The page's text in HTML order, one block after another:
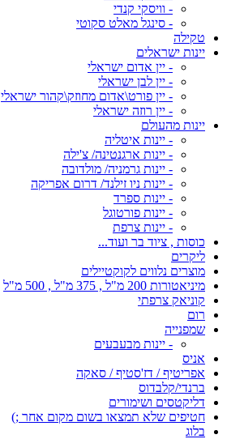
- וויסקי קנדי
- סינגל מאלט סקוטי
טקילה
יינות ישראלים
- יין אדום ישראלי
- יין לבן ישראלי
- יין פורט\אדום מחוזק\קהור ישראלי
- יין רוזה ישראלי
יינות מהעולם
- יינות איטליה
- יינות ארגנטינה/ צ'ילה
- יינות גרמניה/ מולדובה
- יינות ניו זילנד/ דרום אפריקה
- יינות ספרד
- יינות פורטוגל
- יינות צרפת
כוסות , ציוד בר ועוד...
ליקרים
מוצרים נלווים לקוקטיילים
מיניאטורות 200 מ"ל , 375 מ"ל , 500 מ"ל
קוניאק צרפתי
רום
שמפנייה
- יינות מבעבעים
אניס
אפריטיף / דז'סטיף / סאקה
ברנדי/קלבדוס
דליקטסים ושימורים
חטיפים שלא תמצאו בשום מקום אחר ;)
בלוג